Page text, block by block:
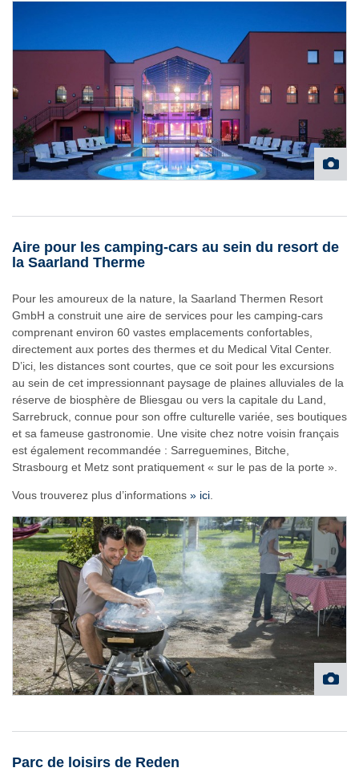
Aire pour les camping-cars au sein du resort de
la Saarland Therme
Pour les amoureux de la nature, la Saarland Thermen Resort
GmbH a construit une aire de services pour les camping-cars
comprenant environ 60 vastes emplacements confortables,
directement aux portes des thermes et du Medical Vital Center.
D’ici, les distances sont courtes, que ce soit pour les excursions
au sein de cet impressionnant paysage de plaines alluviales de la
réserve de biosphère de Bliesgau ou vers la capitale du Land,
Sarrebruck, connue pour son offre culturelle variée, ses boutiques
et sa fameuse gastronomie. Une visite chez notre voisin français
est également recommandée : Sarreguemines, Bitche,
Strasbourg et Metz sont pratiquement « sur le pas de la porte ».
Vous trouverez plus d’informations » ici.
Parc de loisirs de Reden